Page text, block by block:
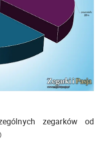
zegarków od